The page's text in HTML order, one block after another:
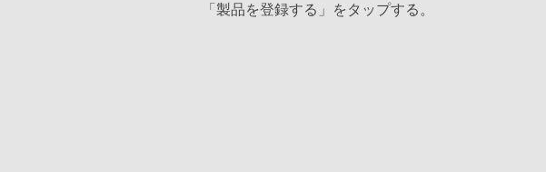
「製品を登録する」をタップする。